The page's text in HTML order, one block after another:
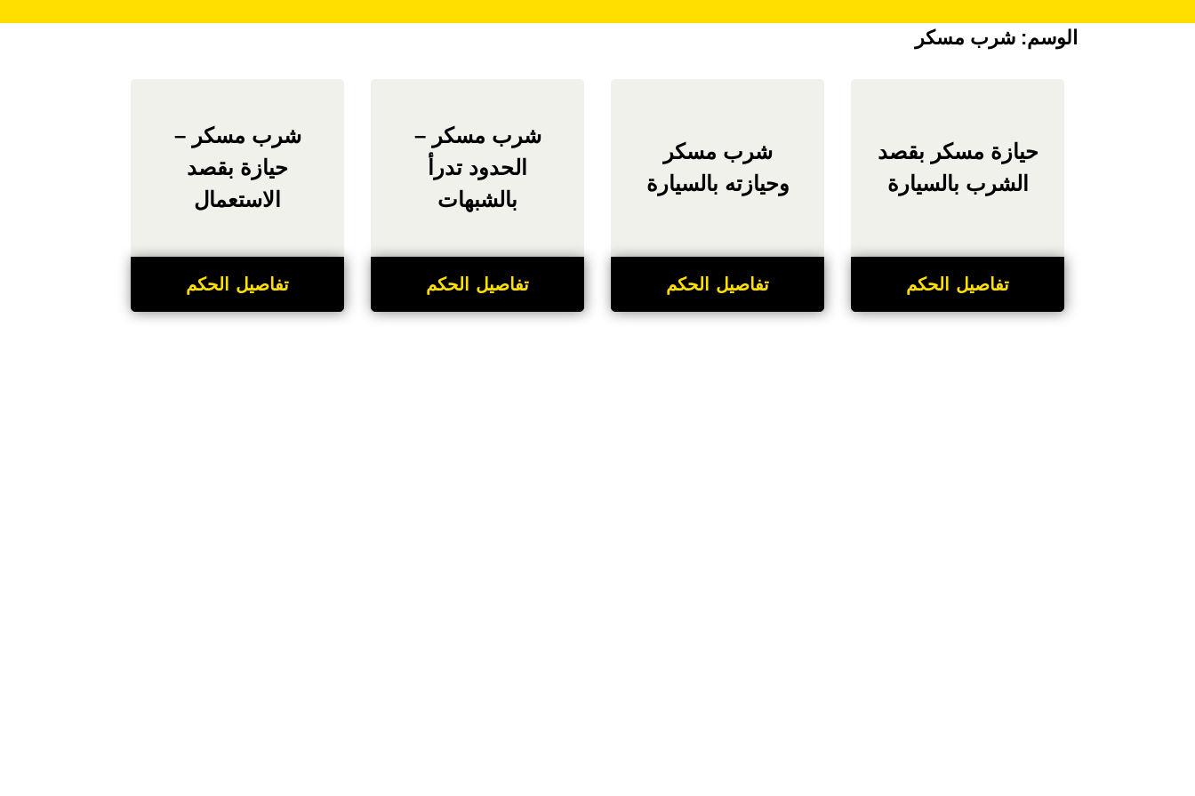
الوسم: شرب مسكر
حيازة مسكر بقصد
الشرب بالسيارة
تفاصيل الحكم
شرب مسكر
وحيازته بالسيارة
تفاصيل الحكم
شرب مسكر –
الحدود تدرأ
بالشبهات
تفاصيل الحكم
شرب مسكر –
حيازة بقصد
الاستعمال
تفاصيل الحكم